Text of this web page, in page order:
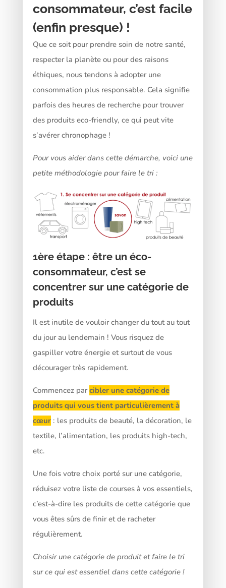
consommateur, c’est facile
(enfin presque) !
Que ce soit pour prendre soin de notre santé,
respecter la planète ou pour des raisons
éthiques, nous tendons à adopter une
consommation plus responsable. Cela signifie
parfois des heures de recherche pour trouver
des produits eco-friendly, ce qui peut vite
s’avérer chronophage !
Pour vous aider dans cette démarche, voici une
petite méthodologie pour faire le tri :
1ère étape : être un éco-
consommateur, c’est se
concentrer sur une catégorie de
produits
Il est inutile de vouloir changer du tout au tout
du jour au lendemain ! Vous risquez de
gaspiller votre énergie et surtout de vous
décourager très rapidement.
Commencez parcibler une catégorie de
produits qui vous tient particulièrement à
cœur: les produits de beauté, la décoration, le
textile, l’alimentation, les produits high-tech,
etc.
Une fois votre choix porté sur une catégorie,
réduisez votre liste de courses à vos essentiels,
c’est-à-dire les produits de cette catégorie que
vous êtes sûrs de finir et de racheter
régulièrement.
Choisir une catégorie de produit et faire le tri
sur ce qui est essentiel dans cette catégorie !